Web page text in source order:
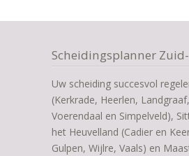
Scheidingsplanner
Uw scheiding succesvol
(Kerkrade, Heerlen,
Voerendaal en Simpelveld),
het Heuvelland (Cadier en
Gulpen, Wijlre, Vaals) en